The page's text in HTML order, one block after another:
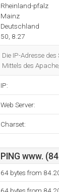
Rheinland-pfalz
Mainz
Deutschland
50, 8.27
Die IP-Adresse
Mittels des
IP:
Web Server:
Charset:
PING www.
64 bytes from